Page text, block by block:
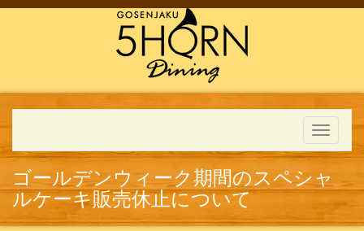
Toggle
ゴールデンウィーク期間のスペシャ
ルケーキ販売休止について